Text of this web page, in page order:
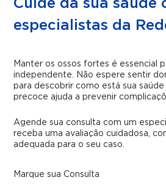
Cuide da sua saúde
especialistas da
Manter os ossos fortes é essencial
independente. Não espere sentir
para descobrir como está sua
precoce ajuda a prevenir
Agende sua consulta com um
receba uma avaliação cuidadosa,
adequada para o seu caso.
Marque sua Consulta